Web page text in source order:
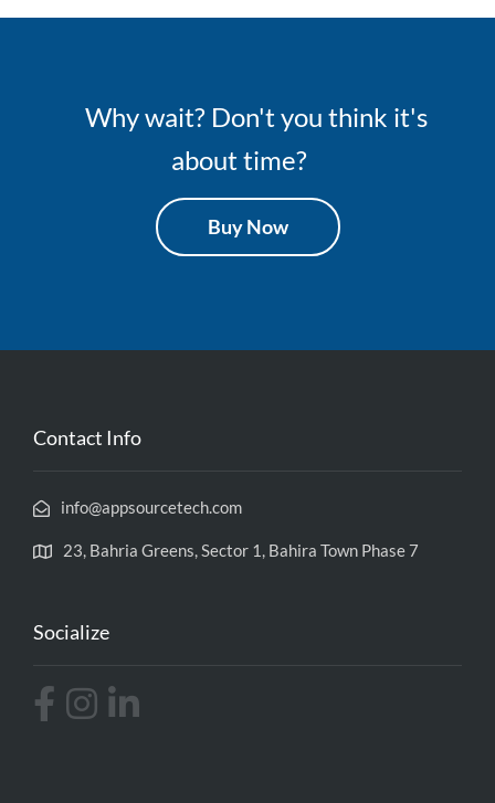
Why wait? Don't you think it's
about time?
Buy Now
Contact Info
info@appsourcetech.com
23, Bahria Greens, Sector 1, Bahira Town Phase 7
Socialize